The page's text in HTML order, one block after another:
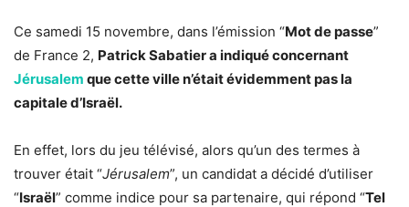
Ce samedi 15 novembre, dans l’émission “Mot de passe”
de France 2, Patrick Sabatier a indiqué concernant
Jérusalem que cette ville n’était évidemment pas la
capitale d’Israël.
En effet, lors du jeu télévisé, alors qu’un des termes à
trouver était “Jérusalem”, un candidat a décidé d’utiliser
“Israël” comme indice pour sa partenaire, qui répond “Tel